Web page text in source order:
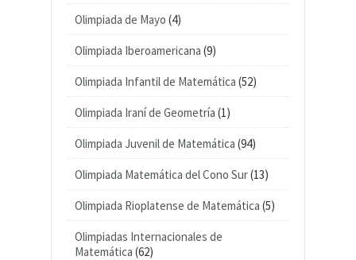
Olimpiada de Mayo (4)
Olimpiada Iberoamericana (9)
Olimpiada Infantil de Matemática (52)
Olimpiada Iraní de Geometría (1)
Olimpiada Juvenil de Matemática (94)
Olimpiada Matemática del Cono Sur(13)
Olimpiada Rioplatense de Matemática (5)
Olimpiadas Internacionales de
Matemática (62)